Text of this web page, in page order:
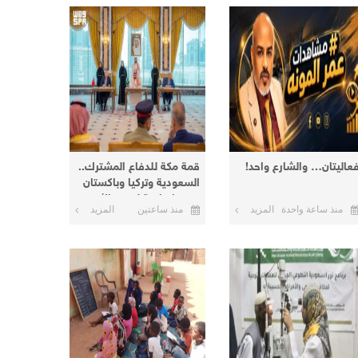
والشارع واحد!
منذ ساعة واحدة المزيد
قمة مكة للدفاع المشترك..
السعودية وتركيا وباكستان
توقع اتفاقية لتعزيز الأمن
والردعمنذ ساعتين المزيد